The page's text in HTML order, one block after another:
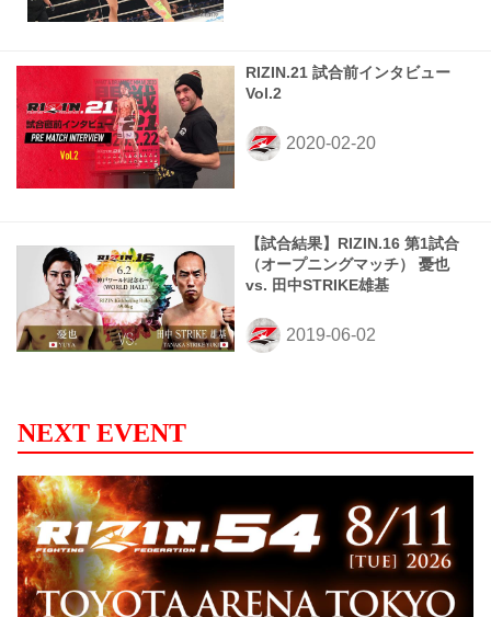
RIZIN.21 試合前インタビュー
Vol.2
【試合結果】RIZIN.16 第1試合
（オープニングマッチ） 憂也
vs. 田中STRIKE雄基
NEXT EVENT